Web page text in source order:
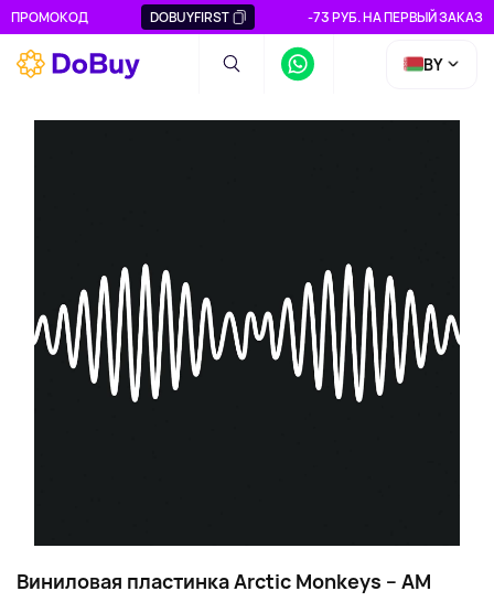
ПРОМОКОД DOBUYFIRST -73 РУБ. НА ПЕРВЫЙ ЗАКАЗ
BY
Виниловая пластинка Arctic Monkeys – AM